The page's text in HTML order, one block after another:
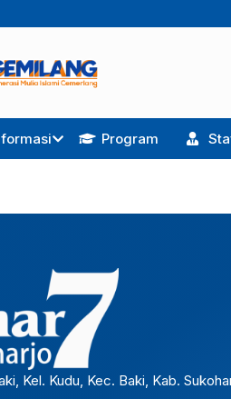
Program
Kel. Kudu, Kec. Baki, Kab.